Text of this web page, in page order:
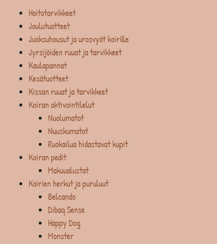
Hoitotarvikkeet
Joulutuotteet
Juoksuhousut ja urosvyöt koirille
Jyrsijöiden ruuat ja tarvikkeet
Kaulapannat
Kesätuotteet
Kissan ruuat ja tarvikkeet
Koiran aktivointilelut
Nuolumatot
Nuuskumatot
Ruokailua hidastavat kupit
Koiran pedit
Makuualustat
Koirien herkut ja puruluut
Belcando
Dibaq Sense
Happy Dog
Monster